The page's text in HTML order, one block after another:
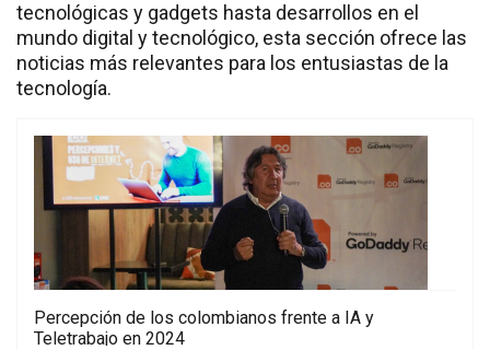
tecnológicas y gadgets hasta desarrollos en el
mundo digital y tecnológico, esta sección ofrece las
noticias más relevantes para los entusiastas de la
tecnología.
Percepción de los colombianos frente a IA y
Teletrabajo en 2024